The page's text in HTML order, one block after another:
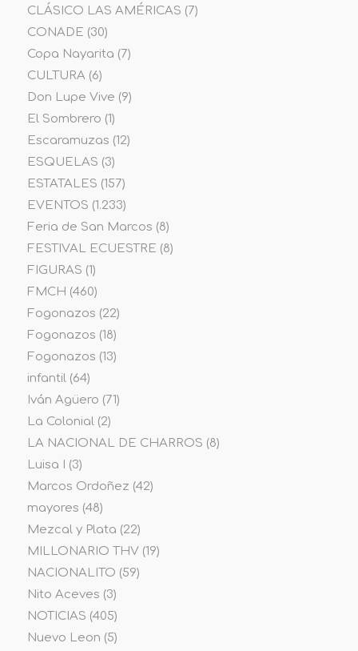
CLÁSICO LAS AMÉRICAS (7)
CONADE (30)
Copa Nayarita (7)
CULTURA(6)
Don Lupe Vive (9)
El Sombrero (1)
Escaramuzas (12)
ESQUELAS (3)
ESTATALES (157)
EVENTOS (1.233)
Feria de San Marcos (8)
FESTIVAL ECUESTRE (8)
FIGURAS (1)
FMCH (460)
Fogonazos (22)
Fogonazos (18)
Fogonazos (13)
infantil(64)
Iván Agüero (71)
La Colonial(2)
LA NACIONAL DE CHARROS (8)
Luisa I
(3)
Marcos Ordoñez (42)
mayores (48)
Mezcal y Plata (22)
MILLONARIO THV(19)
NACIONALITO (59)
Nito Aceves (3)
NOTICIAS (405)
Nuevo Leon (5)